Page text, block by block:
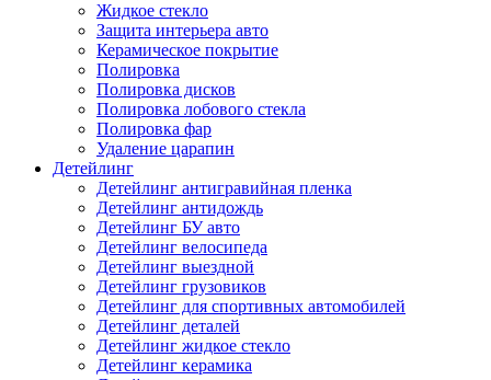
Жидкое стекло
Защита интерьера авто
Керамическое покрытие
Полировка
Полировка дисков
Полировка лобового стекла
Полировка фар
Удаление царапин
Детейлинг
Детейлинг антигравийная пленка
Детейлинг антидождь
Детейлинг БУ авто
Детейлинг велосипеда
Детейлинг выездной
Детейлинг грузовиков
Детейлинг для спортивных автомобилей
Детейлинг деталей
Детейлинг жидкое стекло
Детейлинг керамика